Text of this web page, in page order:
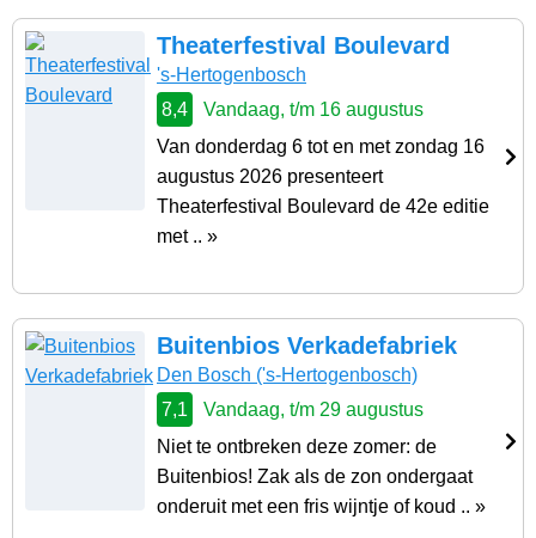
Theaterfestival Boulevard
's-Hertogenbosch
8,4
Vandaag, t/m 16 augustus
Van donderdag 6 tot en met zondag 16
augustus 2026 presenteert
Theaterfestival Boulevard de 42e editie
met .. »
Buitenbios Verkadefabriek
Den Bosch ('s-Hertogenbosch)
7,1
Vandaag, t/m 29 augustus
Niet te ontbreken deze zomer: de
Buitenbios! Zak als de zon ondergaat
onderuit met een fris wijntje of koud .. »